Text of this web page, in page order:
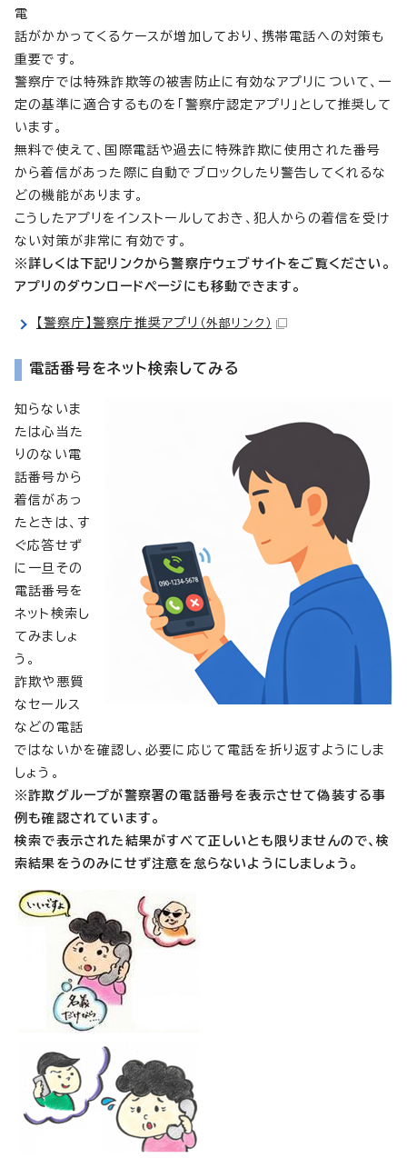
電
話がかかってくるケースが増加しており、携帯電話への対策も
重要です。
警察庁では特殊詐欺等の被害防止に有効なアプリについて、一
定の基準に適合するものを「警察庁認定アプリ」として推奨して
います。
無料で使えて、国際電話や過去に特殊詐欺に使用された番号
から着信があった際に自動でブロックしたり警告してくれるな
どの機能があります。
こうしたアプリをインストールしておき、犯人からの着信を受け
ない対策が非常に有効です。
※詳しくは下記リンクから警察庁ウェブサイトをご覧ください。
アプリのダウンロードページにも移動できます。
【警察庁】警察庁推奨アプリ （外部リンク）
電話番号をネット検索してみる
知らないま
たは心当た
りのない電
話番号から
着信があっ
たときは、す
ぐ応答せず
に一旦その
電話番号を
ネット検索し
てみましょ
う。
詐欺や悪質
なセールス
などの電話
ではないかを確認し、必要に応じて電話を折り返すようにしま
しょう。
※詐欺グループが警察署の電話番号を表示させて偽装する事
例も確認されています。
検索で表示された結果がすべて正しいとも限りませんので、検
索結果をうのみにせず注意を怠らないようにしましょう。